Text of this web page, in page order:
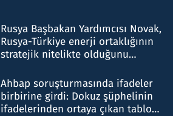
Rusya Başbakan Yardımcısı Novak,
Rusya-Türkiye enerji ortaklığının
stratejik nitelikte olduğunu
Ahbap soruşturmasında ifadeler
birbirine girdi: Dokuz şüphelinin
ifadelerinden ortaya çıkan tablo